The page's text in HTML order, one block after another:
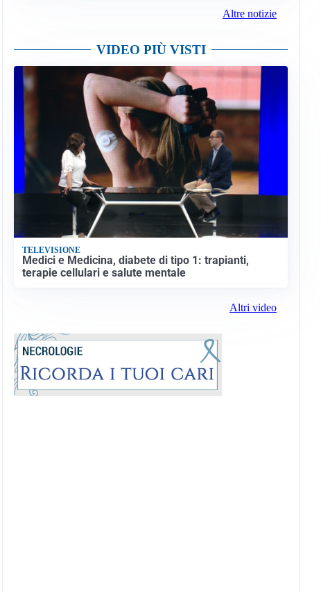
Altre notizie
VIDEO PIÙ VISTI
TELEVISIONE
Medici e Medicina, diabete di tipo 1: trapianti,
terapie cellulari e salute mentale
Altri video